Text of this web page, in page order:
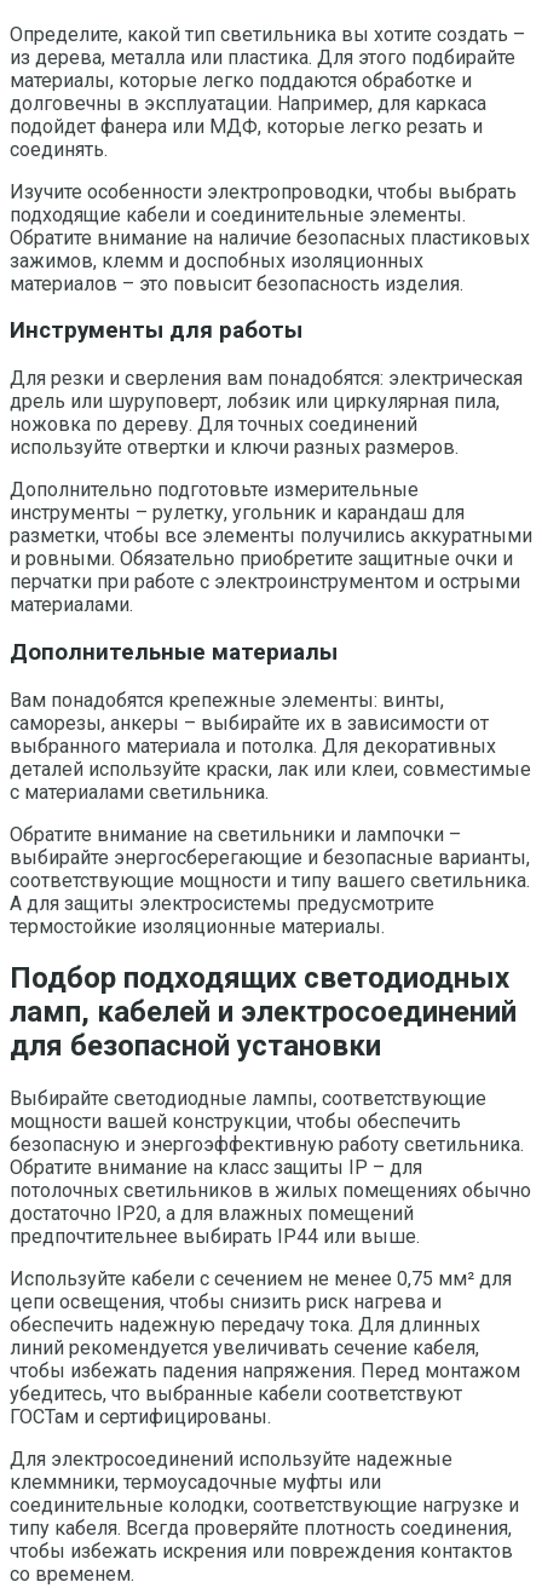
Определите, какой тип светильника вы хотите создать –
из дерева, металла или пластика. Для этого подбирайте
материалы, которые легко поддаются обработке и
долговечны в эксплуатации. Например, для каркаса
подойдет фанера или МДФ, которые легко резать и
соединять.
Изучите особенности электропроводки, чтобы выбрать
подходящие кабели и соединительные элементы.
Обратите внимание на наличие безопасных пластиковых
зажимов, клемм и доспобных изоляционных
материалов – это повысит безопасность изделия.
Инструменты для работы
Для резки и сверления вам понадобятся: электрическая
дрель или шуруповерт, лобзик или циркулярная пила,
ножовка по дереву. Для точных соединений
используйте отвертки и ключи разных размеров.
Дополнительно подготовьте измерительные
инструменты – рулетку, угольник и карандаш для
разметки, чтобы все элементы получились аккуратными
и ровными. Обязательно приобретите защитные очки и
перчатки при работе с электроинструментом и острыми
материалами.
Дополнительные материалы
Вам понадобятся крепежные элементы: винты,
саморезы, анкеры – выбирайте их в зависимости от
выбранного материала и потолка. Для декоративных
деталей используйте краски, лак или клеи, совместимые
с материалами светильника.
Обратите внимание на светильники и лампочки –
выбирайте энергосберегающие и безопасные варианты,
соответствующие мощности и типу вашего светильника.
А для защиты электросистемы предусмотрите
термостойкие изоляционные материалы.
Подбор подходящих светодиодных
ламп, кабелей и электросоединений
для безопасной установки
Выбирайте светодиодные лампы, соответствующие
мощности вашей конструкции, чтобы обеспечить
безопасную и энергоэффективную работу светильника.
Обратите внимание на класс защиты IP – для
потолочных светильников в жилых помещениях обычно
достаточно IP20, а для влажных помещений
предпочтительнее выбирать IP44 или выше.
Используйте кабели с сечением не менее 0,75 мм² для
цепи освещения, чтобы снизить риск нагрева и
обеспечить надежную передачу тока. Для длинных
линий рекомендуется увеличивать сечение кабеля,
чтобы избежать падения напряжения. Перед монтажом
убедитесь, что выбранные кабели соответствуют
ГОСТам и сертифицированы.
Для электросоединений используйте надежные
клеммники, термоусадочные муфты или
соединительные колодки, соответствующие нагрузке и
типу кабеля. Всегда проверяйте плотность соединения,
чтобы избежать искрения или повреждения контактов
со временем.